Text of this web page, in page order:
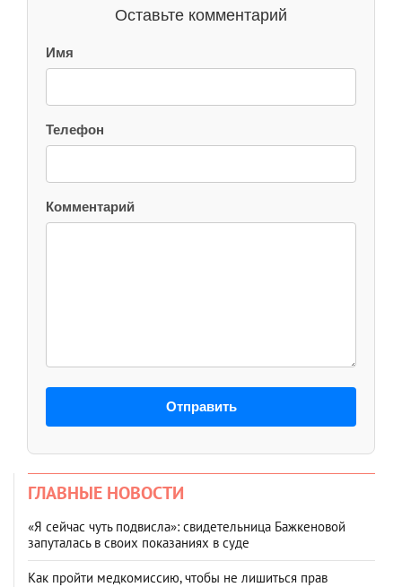
Оставьте комментарий
Имя
Телефон
Комментарий
Отправить
ГЛАВНЫЕ НОВОСТИ
«Я сейчас чуть подвисла»: свидетельница Бажкеновой
запуталась в своих показаниях в суде
Как пройти медкомиссию, чтобы не лишиться прав